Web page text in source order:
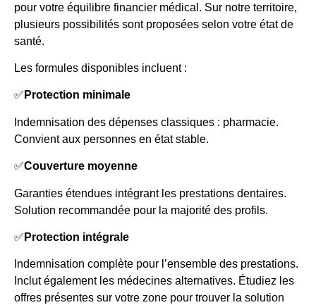
pour votre équilibre financier médical. Sur notre territoire,
plusieurs possibilités sont proposées selon votre état de
santé.
Les formules disponibles incluent :
✅ Protection minimale
Indemnisation des dépenses classiques : pharmacie.
Convient aux personnes en état stable.
✅Couverture moyenne
Garanties étendues intégrant les prestations dentaires.
Solution recommandée pour la majorité des profils.
✅ Protection intégrale
Indemnisation complète pour l’ensemble des prestations.
Inclut également les médecines alternatives. Étudiez les
offres présentes sur votre zone pour trouver la solution